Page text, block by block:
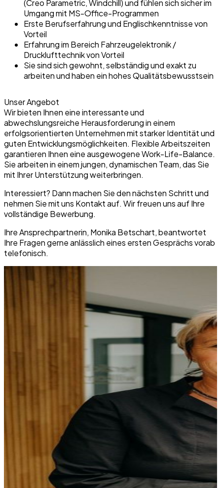
(Creo Parametric, Windchill) und fühlen sich sicher im
Umgang mit MS-Office-Programmen
Erste Berufserfahrung und Englischkenntnisse von
Vorteil
Erfahrung im Bereich Fahrzeugelektronik /
Drucklufttechnik von Vorteil
Sie sind sich gewohnt, selbständig und exakt zu
arbeiten und haben ein hohes Qualitätsbewusstsein
Unser Angebot
Wir bieten Ihnen eine interessante und
abwechslungsreiche Herausforderung in einem
erfolgsorientierten Unternehmen mit starker Identität und
guten Entwicklungsmöglichkeiten. Flexible Arbeitszeiten
garantieren Ihnen eine ausgewogene Work-Life-Balance.
Sie arbeiten in einem jungen, dynamischen Team, das Sie
mit Ihrer Unterstützung weiterbringen.
Interessiert? Dann machen Sie den nächsten Schritt und
nehmen Sie mit uns Kontakt auf. Wir freuen uns auf Ihre
vollständige Bewerbung.
Ihre Ansprechpartnerin, Monika Betschart,beantwortet
Ihre Fragen gerne anlässlich eines ersten Gesprächs vorab
telefonisch.